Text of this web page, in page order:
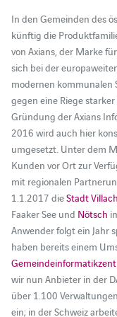
In den Gemeinden des
künftig die
von Axians, der Marke
sich bei der
modernen kommunalen
gegen eine Riege
Gründung der Axians
2016 wird auch hier
umgesetzt. Unter dem
Kunden vor Ort zur
mit regionalen
1.1.2017 dieStadt Villach
Faaker See und Nötsch
Anwender folgt ein Jahr
haben bereits einem
wir nun Anbieter in der
über 1.100
ein; in der Schweiz